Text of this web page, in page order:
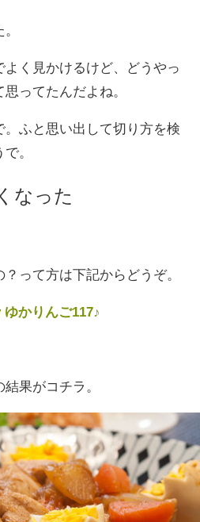
く見かけるけど、どうやっ
ってたんだよね。
ふと思い出して切り方を検
。
なった
って方は下記からどうぞ。
かりんご117♪
果がコチラ。